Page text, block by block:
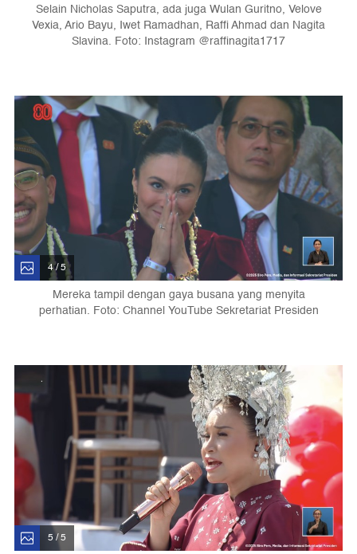
Selain Nicholas Saputra, ada juga Wulan Guritno, Velove
Vexia, Ario Bayu, Iwet Ramadhan, Raffi Ahmad dan Nagita
Slavina. Foto: Instagram @raffinagita1717
4 / 5
Mereka tampil dengan gaya busana yang menyita
perhatian. Foto: Channel YouTube Sekretariat Presiden
5 / 5